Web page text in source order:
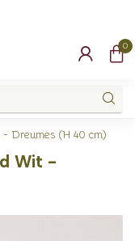
0
Dreumes (H 40 cm)
Wit -